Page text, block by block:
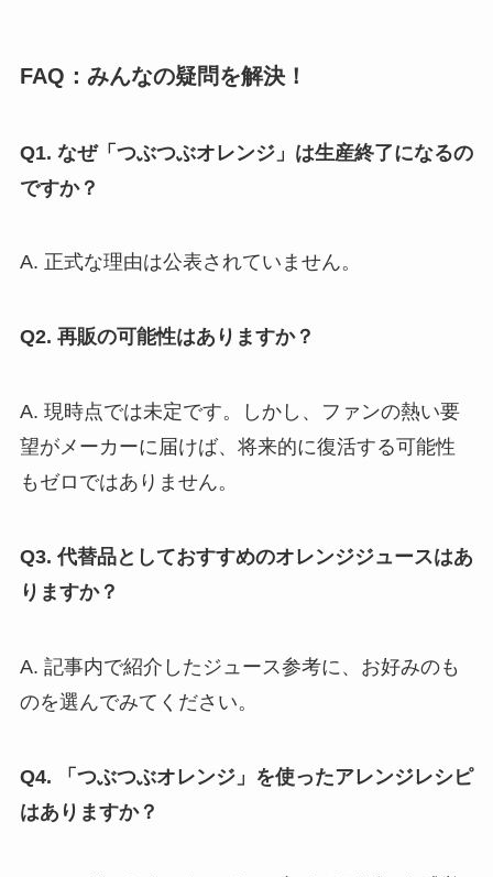
FAQ：みんなの疑問を解決！
Q1. なぜ「つぶつぶオレンジ」は生産終了になるの
ですか？
A. 正式な理由は公表されていません。
Q2. 再販の可能性はありますか？
A. 現時点では未定です。しかし、ファンの熱い要
望がメーカーに届けば、将来的に復活する可能性
もゼロではありません。
Q3. 代替品としておすすめのオレンジジュースはあ
りますか？
A. 記事内で紹介したジュース参考に、お好みのも
のを選んでみてください。
Q4. 「つぶつぶオレンジ」を使ったアレンジレシピ
はありますか？